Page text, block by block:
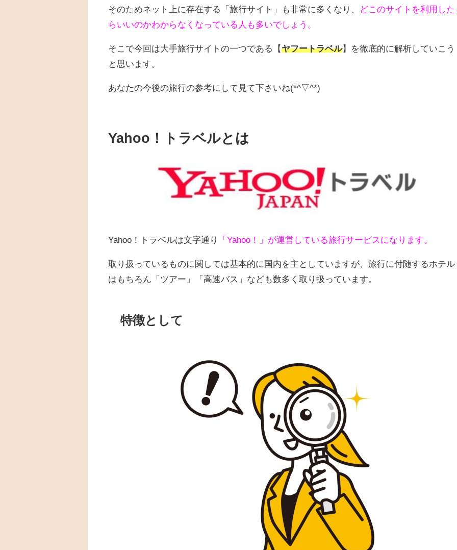
そのためネット上に存在する「旅行サイト」も非常に多くなり、
どこのサイトを利用した
らいいのかわからなくなっている人も多いでしょう。
そこで今回は大手旅行サイトの一つである【ヤフートラベル】を徹底的に解析していこう
と思います。
あなたの今後の旅行の参考にして見て下さいね(*^▽^*)
Yahoo！トラベルとは
Yahoo！トラベルは文字通り 「Yahoo！」が運営している旅行サービスになります。
取り扱っているものに関しては基本的に国内を主としていますが、旅行に付随するホテル
はもちろん「ツアー」「高速バス」なども数多く取り扱っています。
特徴として